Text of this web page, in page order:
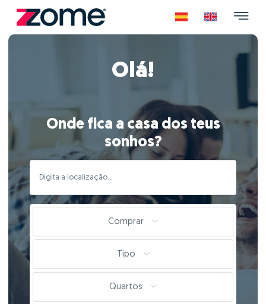
Olá!
Onde fica a casa dos teus
sonhos?
Comprar
Tipo
Quartos